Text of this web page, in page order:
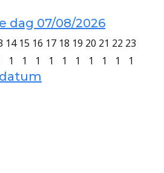
dag 07/08/2026
14 15 16 17 18 19 20 21 22 23
1 1 1 1 1 1 1 1 1 1